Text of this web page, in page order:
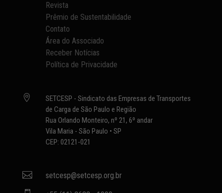
Revista
Prêmio de Sustentabilidade
Contato
Área do Associado
Receber Notícias
Política de Privacidade

SETCESP - Sindicato das Empresas de Transportes
de Carga de São Paulo e Região
Rua Orlando Monteiro, nº 21, 6º andar
Vila Maria - São Paulo • SP
CEP: 02121-021
 setcesp@setcesp.org.br